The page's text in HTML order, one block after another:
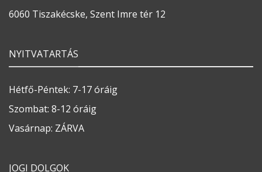
6060 Tiszakécske, Szent Imre tér 12
NYITVATARTÁS
Hétfő-Péntek: 7-17 óráig
Szombat: 8-12 óráig
Vasárnap: ZÁRVA
JOGI DOLGOK